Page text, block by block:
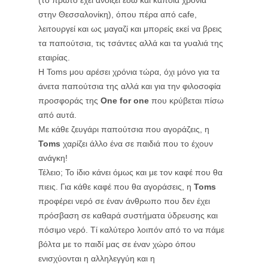
στην Θεσσαλονίκη), όπου πέρα από cafe,
λειτουργεί και ως μαγαζί και μπορείς εκεί να βρεις
τα παπούτσια, τις τσάντες αλλά και τα γυαλιά της
εταιρίας.
Η Toms μου αρέσει χρόνια τώρα, όχι μόνο για τα
άνετα παπούτσια της αλλά και για την φιλοσοφία
προσφοράς της One for one που κρύβεται πίσω
από αυτά.
Με κάθε ζευγάρι παπούτσια που αγοράζεις, η
Toms χαρίζει άλλο ένα σε παιδιά που το έχουν
ανάγκη!
Τέλειο; Το ίδιο κάνει όμως και με τον καφέ που θα
πιεις. Για κάθε καφέ που θα αγοράσεις, η Toms
προφέρει νερό σε έναν άνθρωπο που δεν έχει
πρόσβαση σε καθαρά συστήματα ύδρευσης και
πόσιμο νερό. Τί καλύτερο λοιπόν από το να πάμε
βόλτα με το παιδί μας σε έναν χώρο όπου
ενισχύονται η αλληλεγγύη και η